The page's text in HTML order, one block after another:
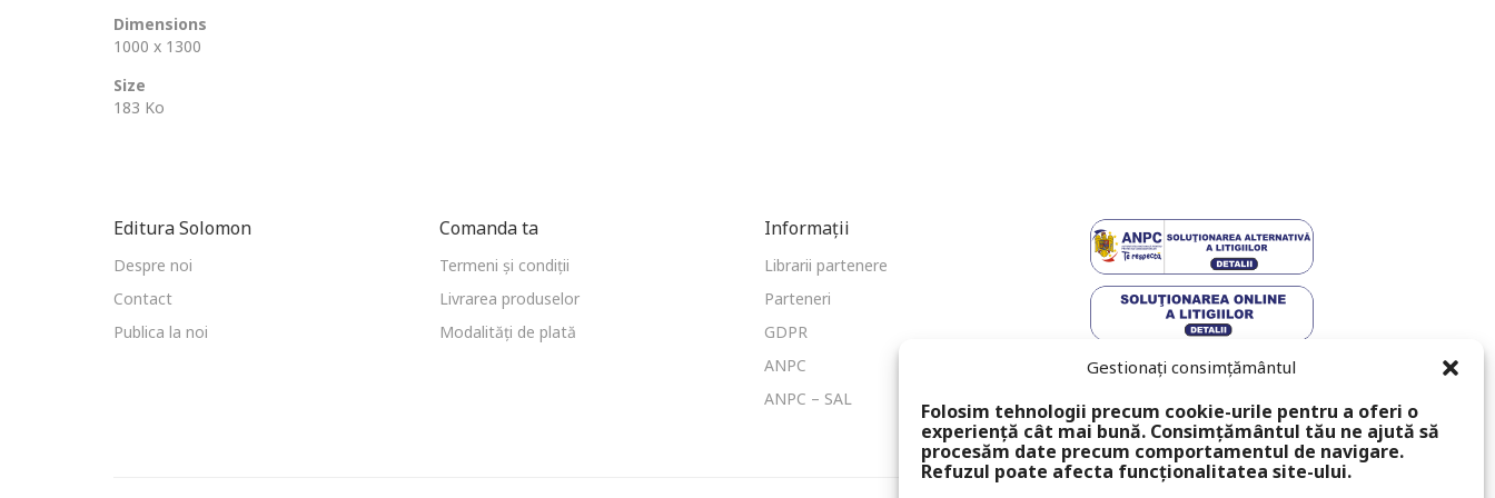
Gestionați consimțământul
Folosim tehnologii precum cookie-urile pentru a oferi o
experiență cât mai bună. Consimțământul tău ne ajută să
procesăm date precum comportamentul de navigare.
Refuzul poate afecta funcționalitatea site-ului.
Dimensions
1000 x 1300
Size
183 Ko
Editura Solomon
Despre noi
Contact
Publica la noi
Comanda ta
Termeni și condiții
Livrarea produselor
Modalități de plată
Informații
Librarii partenere
Parteneri
GDPR
ANPC
ANPC – SAL